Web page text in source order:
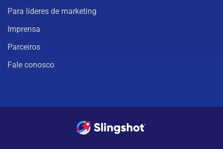
Para líderes de marketing
Imprensa
Parceiros
Fale conosco